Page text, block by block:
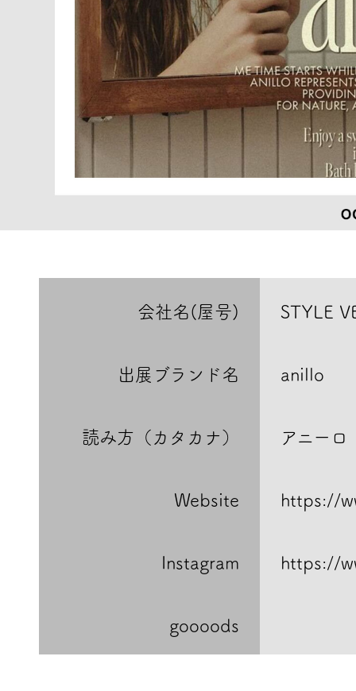
会社名(屋号) STYLE
出展ブランド名 anillo
読み方（カタカナ） アニーロ
Website https://
Instagram https://
goooods